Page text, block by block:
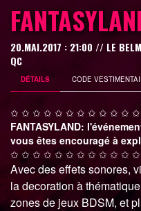
20.MAI.2017 : 21:00 // LE
QC
DÉTAILS CODE
✩ ✩ ✩ ✩ ✩ ✩ ✩ ✩ ✩ ✩ ✩
FANTASYLAND:
vous êtes encouragé à
✩ ✩ ✩ ✩ ✩ ✩ ✩ ✩ ✩ ✩ ✩
Avec des effets sonores,
la decoration à
zones de jeux BDSM, et